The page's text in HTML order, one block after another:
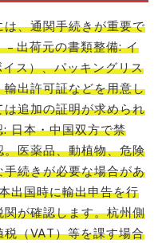
、通関手続きが重要で
– 出荷元の書類整備: イ
ス）、パッキングリス
出許可証などを用意し
追加の証明が求められ
: 日本・中国双方で禁
医薬品、動植物、危険
続きが必要な場合があ
出国時に輸出申告を行
が確認します。杭州側
（VAT）等を課す場合